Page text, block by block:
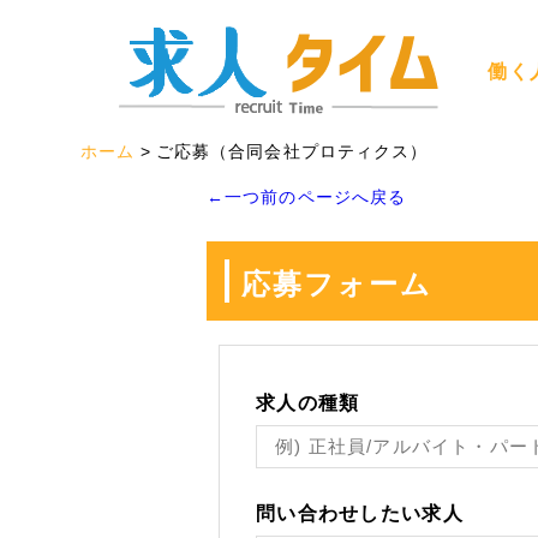
働く
ホーム ご応募（合同会社プロティクス）
←一つ前のページへ戻る
応募フォーム
求人の種類
問い合わせしたい求人